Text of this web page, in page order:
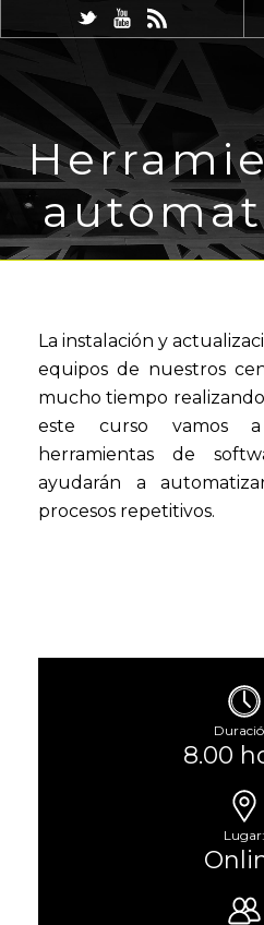
La instalación y
equipos de nuestros
mucho tiempo
este curso vamos
herramientas de
ayudarán a
procesos repetitivos.
8.00
Lugar: